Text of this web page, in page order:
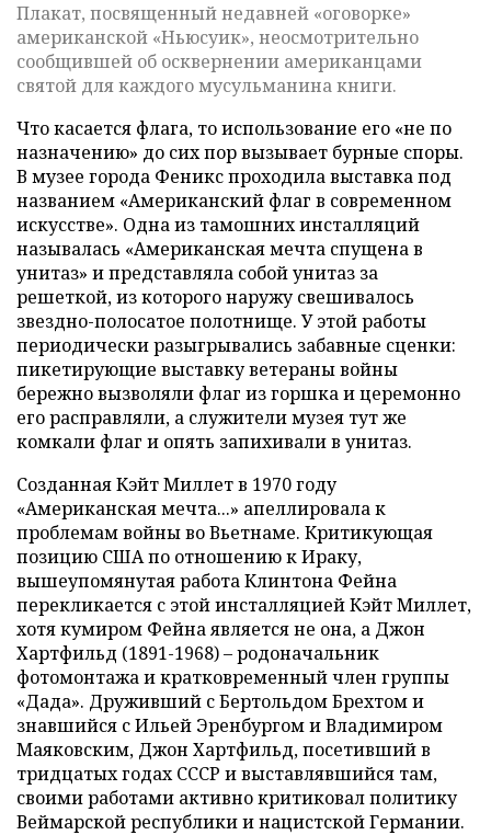
Плакат, посвященный недавней «оговорке»
американской «Ньюсуик», неосмотрительно
сообщившей об осквернении американцами
святой для каждого мусульманина книги.
Что касается флага, то использование его «не по
назначению» до сих пор вызывает бурные споры.
В музее города Феникс проходила выставка под
названием «Американский флаг в современном
искусстве». Одна из тамошних инсталляций
называлась «Американская мечта спущена в
унитаз» и представляла собой унитаз за
решеткой, из которого наружу свешивалось
звездно-полосатое полотнище. У этой работы
периодически разыгрывались забавные сценки:
пикетирующие выставку ветераны войны
бережно вызволяли флаг из горшка и церемонно
его расправляли, а служители музея тут же
комкали флаг и опять запихивали в унитаз.
Созданная Кэйт Миллет в 1970 году
«Американская мечта...» апеллировала к
проблемам войны во Вьетнаме. Критикующая
позицию США по отношению к Ираку,
вышеупомянутая работа Клинтона Фейна
перекликается с этой инсталляцией Кэйт Миллет,
хотя кумиром Фейна является не она, а Джон
Хартфильд (1891-1968) – родоначальник
фотомонтажа и кратковременный член группы
«Дада». Друживший с Бертольдом Брехтом и
знавшийся с Ильей Эренбургом и Владимиром
Маяковским, Джон Хартфильд, посетивший в
тридцатых годах СССР и выставлявшийся там,
своими работами активно критиковал политику
Веймарской республики и нацистской Германии.